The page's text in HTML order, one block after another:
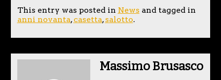
This entry was posted in News and tagged in
anni novanta,casetta,salotto.
Massimo Brusasco